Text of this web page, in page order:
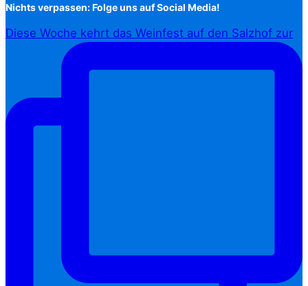
Nichts verpassen: Folge uns auf Social Media!
Diese Woche kehrt das Weinfest auf den Salzhof zur